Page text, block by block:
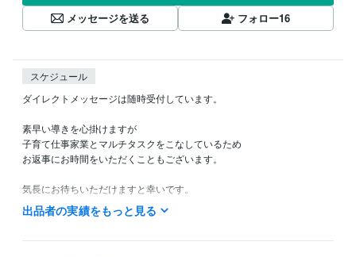
メッセージを送る
フォロー16
スケジュール
ダイレクトメッセージは随時受付しています。
素早い導きを心掛けますが
子育て仕事家業とマルチタスクをこなしているため
お返事にお時間をいただくこともございます。
気長にお待ちいただけますと幸いです。
ご縁に感謝。
どうぞ宜しくお願いいたします。
出品者の実績をもっと見る